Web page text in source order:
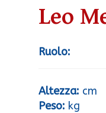
Leo
Ruolo:
Altezza: cm
Peso: kg